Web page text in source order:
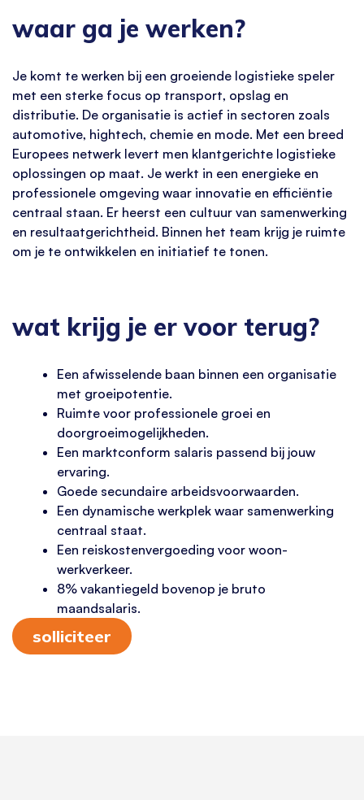
waar ga je werken?
Je komt te werken bij een groeiende logistieke speler
met een sterke focus op transport, opslag en
distributie. De organisatie is actief in sectoren zoals
automotive, hightech, chemie en mode. Met een breed
Europees netwerk levert men klantgerichte logistieke
oplossingen op maat. Je werkt in een energieke en
professionele omgeving waar innovatie en efficiëntie
centraal staan. Er heerst een cultuur van samenwerking
en resultaatgerichtheid. Binnen het team krijg je ruimte
om je te ontwikkelen en initiatief te tonen.
wat krijg je er voor terug?
Een afwisselende baan binnen een organisatie
met groeipotentie.
Ruimte voor professionele groei en
doorgroeimogelijkheden.
Een marktconform salaris passend bij jouw
ervaring.
Goede secundaire arbeidsvoorwaarden.
Een dynamische werkplek waar samenwerking
centraal staat.
Een reiskostenvergoeding voor woon-
werkverkeer.
8% vakantiegeld bovenop je bruto
maandsalaris.
solliciteer